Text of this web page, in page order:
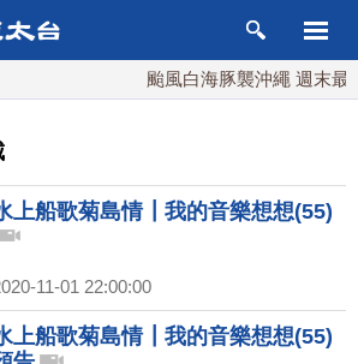
颱風白海豚襲沖繩 週末最
上船歌菊島情┃我的音樂想想(55)
11-01 22:00:00
上船歌菊島情┃我的音樂想想(55)